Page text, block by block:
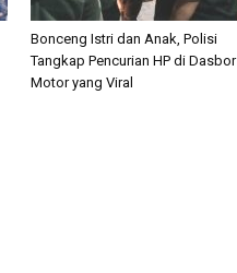
Bonceng Istri dan Anak, Polisi
Tangkap Pencurian HP di Dasbor
Motor yang Viral